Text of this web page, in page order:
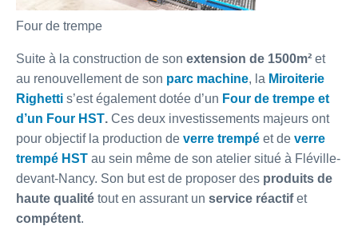
Four de trempe
Suite à la construction de son extension de 1500m² et
au renouvellement de son parc machine, la Miroiterie
Righetti s’est également dotée d’un Four de trempe et
d’un Four HST. Ces deux investissements majeurs ont
pour objectif la production de verre trempé et de verre
trempé HST au sein même de son atelier situé à Fléville-
devant-Nancy. Son but est de proposer des produits de
haute qualité tout en assurant un service réactifet
compétent.